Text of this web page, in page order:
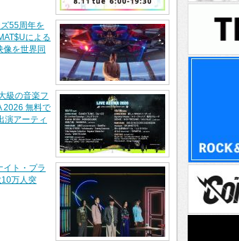
55周年を
による
像を世界同
級の音楽フ
2026 無料で
演アーティ
イト・プラ
万人突